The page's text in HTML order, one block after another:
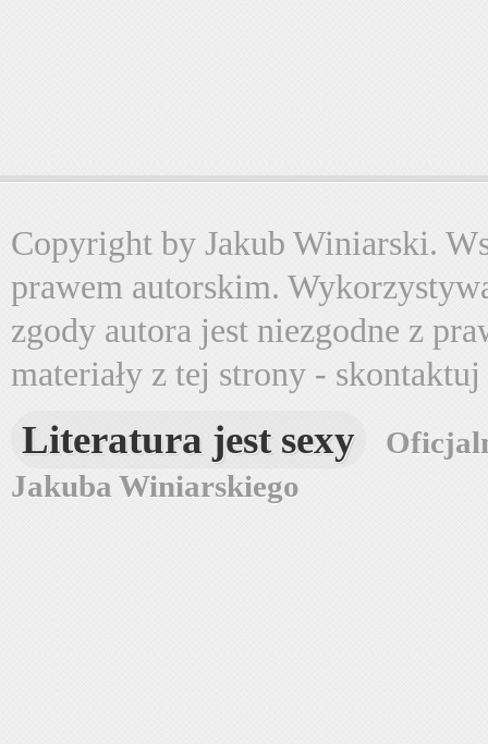
Copyright by Jakub Winiarski.
prawem autorskim.
zgody autora jest niezgodne z
materiały z tej strony -
Literatura jest sexy
Jakuba Winiarskiego